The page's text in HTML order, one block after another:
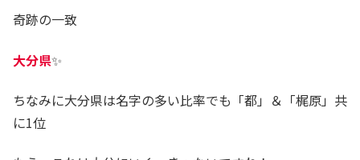
奇跡の一致
大分県✨
ちなみに大分県は名字の多い比率でも「都」＆「梶原」共
に1位